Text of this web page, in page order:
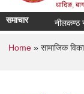
धादिङ,
समाचार नीलकण्ठ
You are
Home » सामाजिक